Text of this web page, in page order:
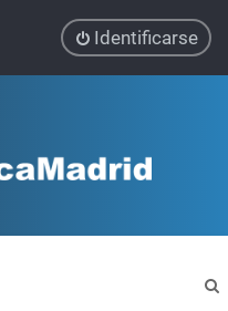
Identificarse